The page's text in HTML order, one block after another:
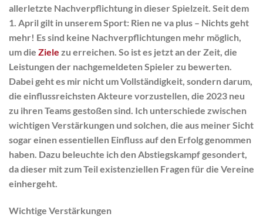
allerletzte Nachverpflichtung in dieser Spielzeit. Seit dem
1. April gilt in unserem Sport: Rien ne va plus – Nichts geht
mehr! Es sind keine Nachverpflichtungen mehr möglich,
um die Ziele zu erreichen. So ist es jetzt an der Zeit, die
Leistungen der nachgemeldeten Spieler zu bewerten.
Dabei geht es mir nicht um Vollständigkeit, sondern darum,
die einflussreichsten Akteure vorzustellen, die 2023 neu
zu ihren Teams gestoßen sind. Ich unterschiede zwischen
wichtigen Verstärkungen und solchen, die aus meiner Sicht
sogar einen essentiellen Einfluss auf den Erfolg genommen
haben. Dazu beleuchte ich den Abstiegskampf gesondert,
da dieser mit zum Teil existenziellen Fragen für die Vereine
einhergeht.
Wichtige Verstärkungen